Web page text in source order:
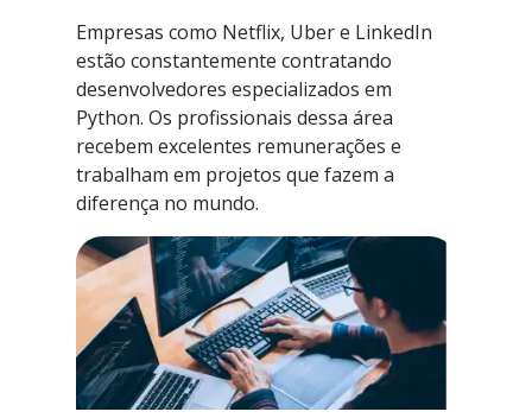
Empresas como Netflix, Uber e LinkedIn
estão constantemente contratando
desenvolvedores especializados em
Python. Os profissionais dessa área
recebem excelentes remunerações e
trabalham em projetos que fazem a
diferença no mundo.